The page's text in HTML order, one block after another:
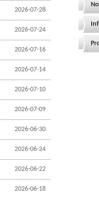
2026-07-28
2026-07-24
2026-07-16
2026-07-14
2026-07-10
2026-07-09
2026-06-30
2026-06-24
2026-06-22
2026-06-18